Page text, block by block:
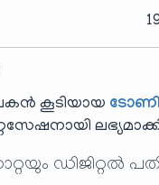
കൂടിയായ
ഡിജിറ്റൽ